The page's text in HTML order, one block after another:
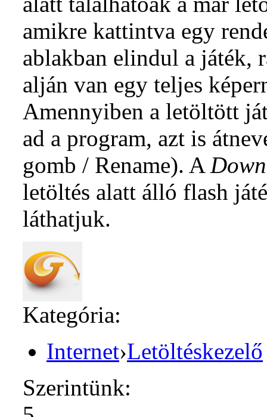
amikre kattintva egy
ablakban elindul a játék,
alján van egy teljes
Amennyiben a letöltött
ad a program, azt is
gomb / Rename). A
letöltés alatt álló flash
láthatjuk.
Kategória:
Internet›Letöltéskezelő
Szerintünk: